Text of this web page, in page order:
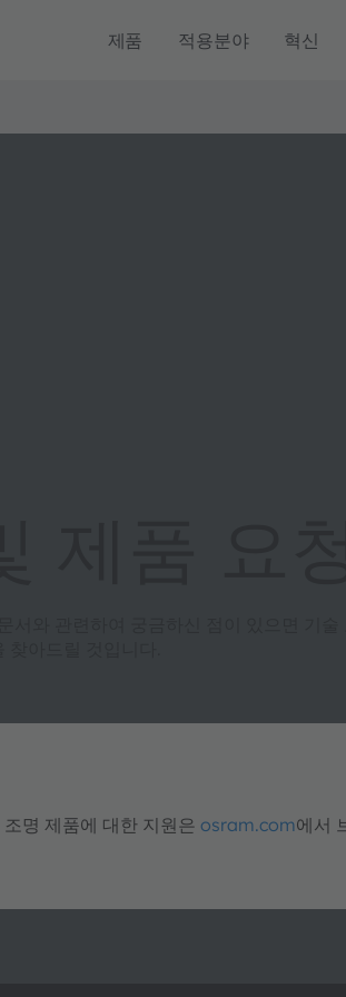
제품 적용분야 혁신
명 제품에 대한 지원은 osram.com에서